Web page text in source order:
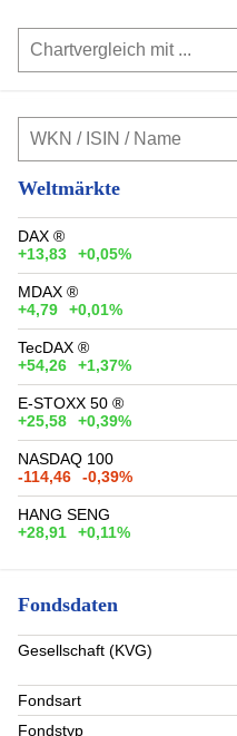
Weltmärkte
DAX ®
+13,83
+0,05%
MDAX ®
+4,79
+0,01%
TecDAX ®
+54,26
+1,37%
E-STOXX 50 ®
+25,58
+0,39%
NASDAQ 100
-114,46
-0,39%
HANG SENG
+28,91
+0,11%
Fondsdaten
Gesellschaft (KVG)
Fondsart
Fondstyp